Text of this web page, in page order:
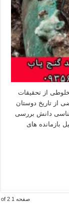
از تحقیقات
از تاریخ دوستان
دانش بررسی
بازمانده های
صفحه 1 of 2